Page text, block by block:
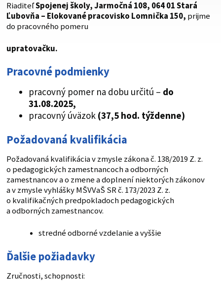
RiaditeľSpojenej školy, Jarmočná 108, 064 01 Stará
Ľubovňa – Elokované pracovisko Lomnička 150, prijme
do pracovného pomeru
upratovačku.
Pracovné podmienky
pracovný pomer na dobu určitú – do
31.08.2025,
pracovný úväzok (37,5 hod. týždenne)
Požadovaná kvalifikácia
Požadovaná kvalifikácia v zmysle zákona č. 138/2019 Z. z.
o pedagogických zamestnancoch a odborných
zamestnancov a o zmene a doplnení niektorých zákonov
a v zmysle vyhlášky MŠVVaŠ SR č. 173/2023 Z. z.
o kvalifikačných predpokladoch pedagogických
a odborných zamestnancov.
stredné odborné vzdelanie a vyššie
Ďalšie požiadavky
Zručnosti, schopnosti: